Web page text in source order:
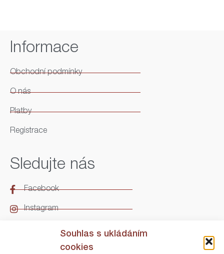
Souhlas s ukládáním
cookies
Informace
Obchodní podmínky
O nás
Platby
Registrace
Sledujte nás
Facebook
Instagram